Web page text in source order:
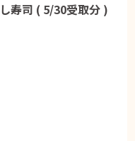
寿司 ( 5/30受取分 )